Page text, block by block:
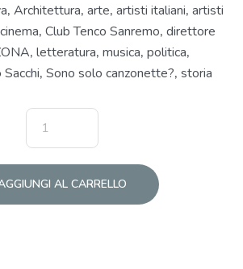
, Architettura, arte, artisti italiani, artisti
cinema, Club Tenco Sanremo, direttore
, letteratura, musica, politica,
, Sono solo canzonette?, storia
AL CARRELLO